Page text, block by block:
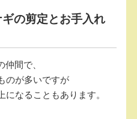
の剪定とお手入れ
間で、
のが多いですが
なることもあります。